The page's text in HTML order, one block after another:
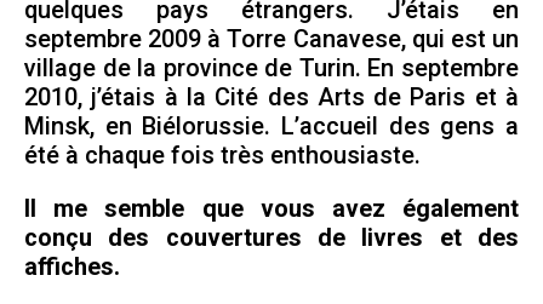
quelques pays étrangers. J’étais en
septembre 2009 à Torre Canavese, qui est un
village de la province de Turin. En septembre
2010, j’étais à la Cité des Arts de Paris et à
Minsk, en Biélorussie. L’accueil des gens a
été à chaque fois très enthousiaste.
Il me semble que vous avez également
conçu des couvertures de livres et des
affiches.